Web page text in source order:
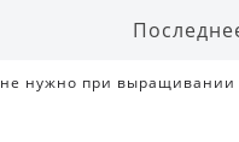
нужно при